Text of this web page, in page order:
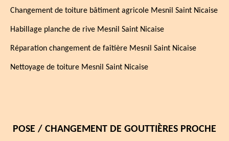
Changement de toiture bâtiment agricole Mesnil Saint Nicaise
Habillage planche de rive Mesnil Saint Nicaise
Réparation changement de faîtière Mesnil Saint Nicaise
Nettoyage de toiture Mesnil Saint Nicaise
POSE / CHANGEMENT DE GOUTTIÈRES PROCHE